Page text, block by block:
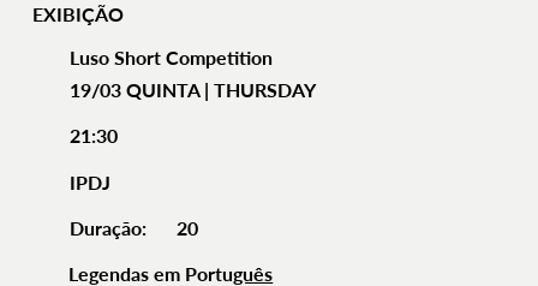
EXIBIÇÃO
Luso Short Competition
19/03 QUINTA | THURSDAY
21:30
IPDJ
Duração:
20
Legendas em Português